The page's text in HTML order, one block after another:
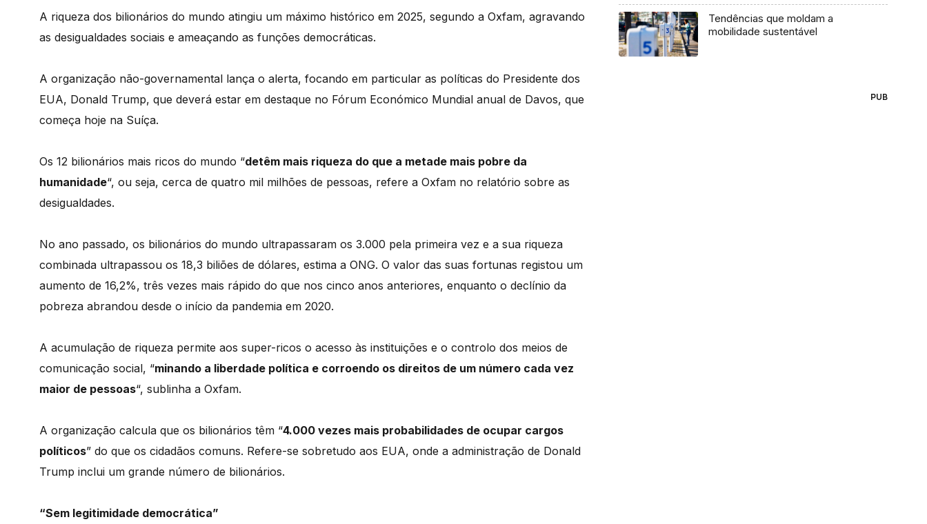
A riqueza dos bilionários do mundo atingiu um máximo histórico em 2025, segundo a Oxfam, agravando
as desigualdades sociais e ameaçando as funções democráticas.
A organização não-governamental lança o alerta, focando em particular as políticas do Presidente dos
EUA, Donald Trump, que deverá estar em destaque no Fórum Económico Mundial anual de Davos, que
começa hoje na Suíça.
Os 12 bilionários mais ricos do mundo “detêm mais riqueza do que a metade mais pobre da
humanidade“, ou seja, cerca de quatro mil milhões de pessoas, refere a Oxfam no relatório sobre as
desigualdades.
No ano passado, os bilionários do mundo ultrapassaram os 3.000 pela primeira vez e a sua riqueza
combinada ultrapassou os 18,3 biliões de dólares, estima a ONG. O valor das suas fortunas registou um
aumento de 16,2%, três vezes mais rápido do que nos cinco anos anteriores, enquanto o declínio da
pobreza abrandou desde o início da pandemia em 2020.
A acumulação de riqueza permite aos super-ricos o acesso às instituições e o controlo dos meios de
comunicação social, “minando a liberdade política e corroendo os direitos de um número cada vez
maior de pessoas“, sublinha a Oxfam.
A organização calcula que os bilionários têm “4.000 vezes mais probabilidades de ocupar cargos
políticos” do que os cidadãos comuns. Refere-se sobretudo aos EUA, onde a administração de Donald
Trump inclui um grande número de bilionários.
“Sem legitimidade democrática”
Tendências que moldam a
mobilidade sustentável
PUB